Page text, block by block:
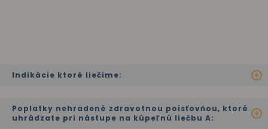
Indikácie ktoré liečime:
Poplatky nehradené zdravotnou poisťovňou, ktoré
uhrádzate pri nástupe na kúpeľnú liečbu A: